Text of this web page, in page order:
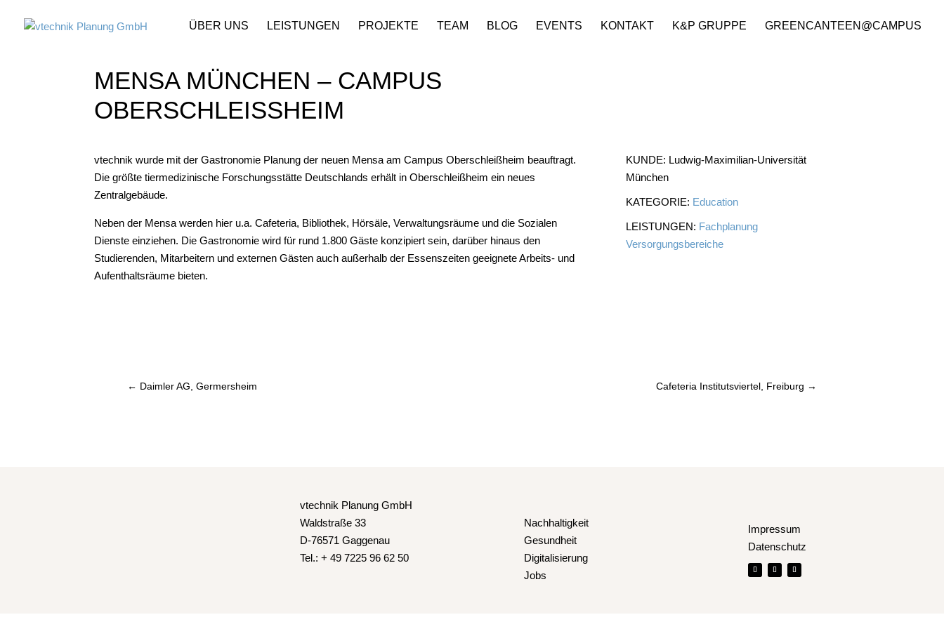
ÜBER UNS LEISTUNGEN PROJEKTE TEAM BLOG EVENTS KONTAKT K&P GRUPPE GREENCANTEEN@CAMPUS
MENSA MÜNCHEN – CAMPUS
OBERSCHLEISSHEIM
vtechnik wurde mit der Gastronomie Planung der neuen Mensa am Campus Oberschleißheim beauftragt.
Die größte tiermedizinische Forschungsstätte Deutschlands erhält in Oberschleißheim ein neues
Zentralgebäude.
Neben der Mensa werden hier u.a. Cafeteria, Bibliothek, Hörsäle, Verwaltungsräume und die Sozialen
Dienste einziehen. Die Gastronomie wird für rund 1.800 Gäste konzipiert sein, darüber hinaus den
Studierenden, Mitarbeitern und externen Gästen auch außerhalb der Essenszeiten geeignete Arbeits- und
Aufenthaltsräume bieten.
KUNDE: Ludwig-Maximilian-Universität
München
KATEGORIE: Education
LEISTUNGEN: Fachplanung
Versorgungsbereiche
← Daimler AG, Germersheim Cafeteria Institutsviertel, Freiburg →
vtechnik Planung GmbH
Waldstraße 33
D-76571 Gaggenau
Tel.: + 49 7225 96 62 50
Nachhaltigkeit
Gesundheit
Digitalisierung
Jobs
Impressum
Datenschutz